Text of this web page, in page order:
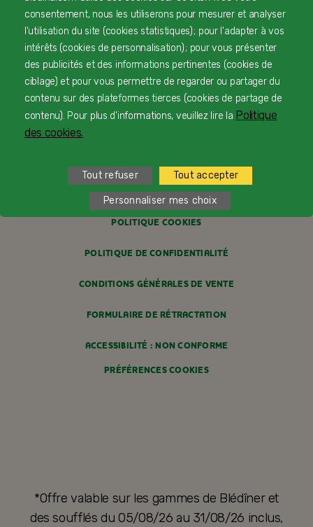
CONTACTEZ-NOUS
LIVRAISON
PAIEMENT SÉCURISÉ
MENTIONS LÉGALES
POLITIQUE COOKIES
POLITIQUE DE CONFIDENTIALITÉ
CONDITIONS GÉNÉRALES DE VENTE
FORMULAIRE DE RÉTRACTATION
ACCESSIBILITÉ : NON CONFORME
PRÉFÉRENCES COOKIES
*Offre valable sur les gammes de Blédîner et
des soufflés du 05/08/26 au 31/08/26 inclus,
consentement, nous les utiliserons pour mesurer et analyser
l'utilisation du site (cookies statistiques) ; pour l'adapter à vos
intérêts (cookies de personnalisation) ; pour vous présenter
des publicités et des informations pertinentes (cookies de
ciblage) et pour vous permettre de regarder ou partager du
contenu sur des plateformes tierces (cookies de partage de
contenu). Pour plus d'informations, veuillez lire la Politique
des cookies.
Tout refuser Tout accepter
Personnaliser mes choix